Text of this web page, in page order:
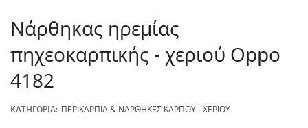
Νάρθηκας ηρεμίας
πηχεοκαρπικής - χεριού Oppo
4182
ΚΑΤΗΓΟΡΊΑ: ΠΕΡΙΚΆΡΠΙΑ & ΝΆΡΘΗΚΕΣ ΚΑΡΠΟΎ - ΧΕΡΙΟΎ